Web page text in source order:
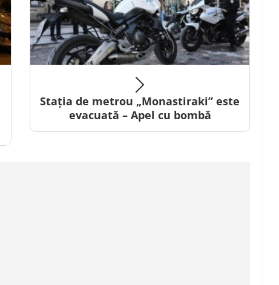
Stația de metrou „Monastiraki” este
evacuată – Apel cu bombă